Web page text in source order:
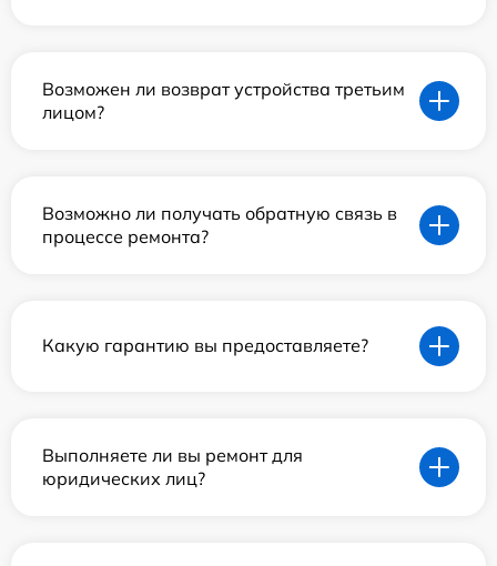
Возможен ли возврат устройства третьим
лицом?
Возможно ли получать обратную связь в
процессе ремонта?
Какую гарантию вы предоставляете?
Выполняете ли вы ремонт для
юридических лиц?